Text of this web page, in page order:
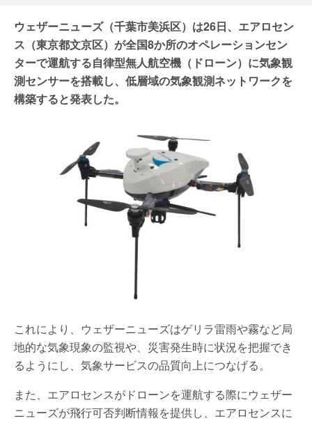
ウェザーニューズ（千葉市美浜区）は26日、エアロセン
ス（東京都文京区）が全国8か所のオペレーションセン
ターで運航する自律型無人航空機（ドローン）に気象観
測センサーを搭載し、低層域の気象観測ネットワークを
構築すると発表した。
これにより、ウェザーニューズはゲリラ雷雨や霧など局
地的な気象現象の監視や、災害発生時に状況を把握でき
るようにし、気象サービスの品質向上につなげる。
また、エアロセンスがドローンを運航する際にウェザー
ニューズが飛行可否判断情報を提供し、エアロセンスに